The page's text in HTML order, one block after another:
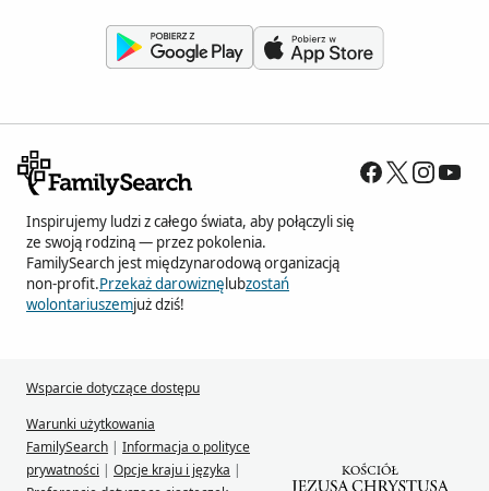
Inspirujemy ludzi z całego świata, aby połączyli się
ze swoją rodziną — przez pokolenia.
FamilySearch jest międzynarodową organizacją
non-profit.Przekaż darowiznęlubzostań
wolontariuszemjuż dziś!
Wsparcie dotyczące dostępu
Warunki użytkowania
FamilySearch | Informacja o polityce
prywatności | Opcje kraju i języka |